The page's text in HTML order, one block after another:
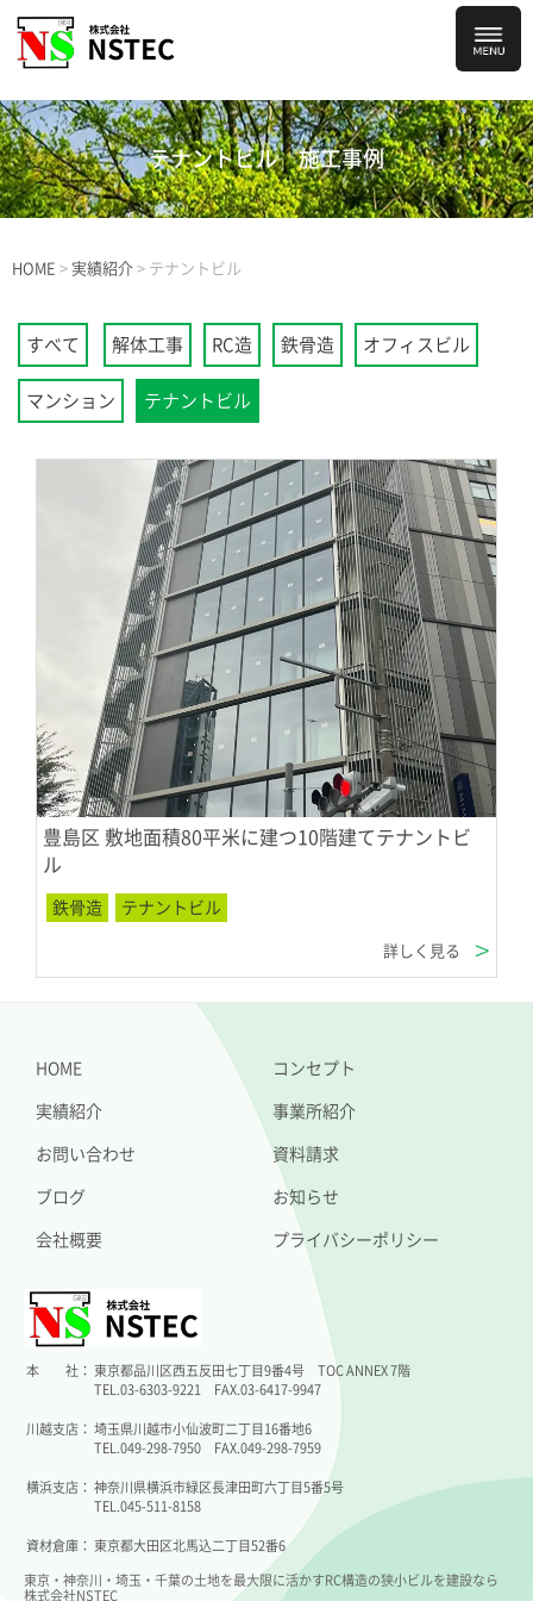
テナントビル施工事例
HOME > 実績紹介 > テナントビル
すべて 解体工事 RC造 鉄骨造 オフィスビル
マンション テナントビル
豊島区 敷地面積80平米に建つ10階建てテナントビ
ル
鉄骨造 テナントビル
詳しく見る
HOME コンセプト
実績紹介 事業所紹介
お問い合わせ 資料請求
ブログ お知らせ
会社概要 プライバシーポリシー
本 社： 東京都品川区西五反田七丁目9番4号 TOC ANNEX 7階
TEL.03-6303-9221 FAX.03-6417-9947
川越支店： 埼玉県川越市小仙波町二丁目16番地6
TEL.049-298-7950 FAX.049-298-7959
横浜支店： 神奈川県横浜市緑区長津田町六丁目5番5号
TEL.045-511-8158
資材倉庫： 東京都大田区北馬込二丁目52番6
東京・神奈川・埼玉・千葉の土地を最大限に活かすRC構造の狭小ビルを建設なら
株式会社NSTEC